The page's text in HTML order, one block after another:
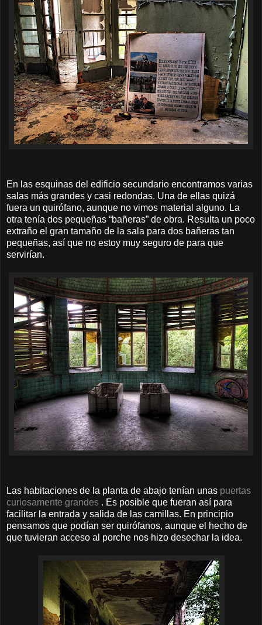
En las esquinas del edificio secundario encontramos varias
salas más grandes y casi redondas. Una de ellas quizá
fuera un quirófano, aunque no vimos material alguno. La
otra tenía dos pequeñas “bañeras” de obra. Resulta un poco
extraño el gran tamaño de la sala para dos bañeras tan
pequeñas, así que no estoy muy seguro de para que
servirían.
Las habitaciones de la planta de abajo tenían unas puertas
curiosamente grandes . Es posible que fueran así para
facilitar la entrada y salida de las camillas. En principio
pensamos que podían ser quirófanos, aunque el hecho de
que tuvieran acceso al porche nos hizo desechar la idea.